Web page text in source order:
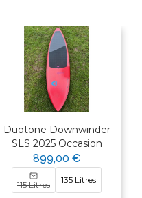
Duotone Downwinder
SLS 2025 Occasion
899,00 €
115 Litres 135 Litres